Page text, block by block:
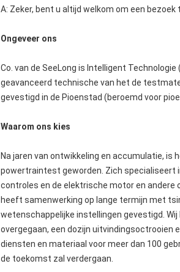
A: Zeker, bent u altijd welkom om een bezoek
Ongeveer ons
Co. van de SeeLong is Intelligent
geavanceerd technische van het de
gevestigd in de Pioenstad (beroemd voor
Waarom ons kies
Na jaren van ontwikkeling en accumulatie, is
powertraintest geworden. Zich
controles en de elektrische motor en
heeft samenwerking op lange termijn met
wetenschappelijke instellingen gevestigd.
overgegaan, een dozijn uitvindingsoctrooien
diensten en materiaal voor meer dan 100
de toekomst zal verdergaan.